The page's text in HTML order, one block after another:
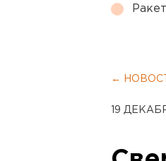
←
19